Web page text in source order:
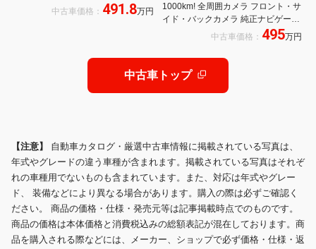
中古車価格： 491.8万円
1000km! 全周囲カメラ フロント・サ
イド・バックカメラ 純正ナビゲーシ
ョン ETC エックスモード bluetooth
エアコン 電動リヤゲート 20インチ
アルミホール&タイヤ
中古車価格： 495万円
中古車トップ
【注意】 自動車カタログ・厳選中古車情報に掲載されている写真は、
年式やグレードの違う車種が含まれます。掲載されている写真はそれぞ
れの車種用でないものも含まれています。また、対応は年式やグレー
ド、 装備などにより異なる場合があります。購入の際は必ずご確認く
ださい。 商品の価格・仕様・発売元等は記事掲載時点でのものです。
商品の価格は本体価格と消費税込みの総額表記が混在しております。商
品を購入される際などには、メーカー、ショップで必ず価格・仕様・返